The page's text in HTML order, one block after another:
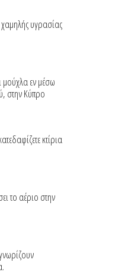
χαμηλής υγρασίας
μούχλα εν μέσω
στην Κύπρο
κτίρια
το αέριο στην